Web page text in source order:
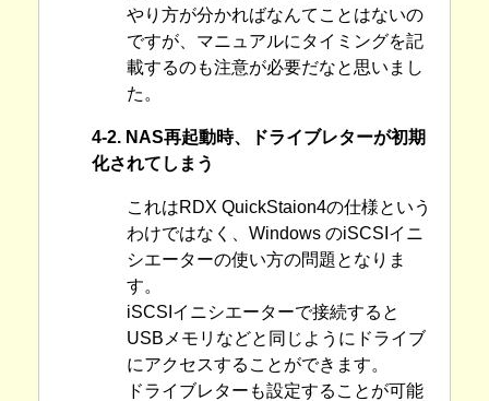
やり方が分かればなんてことはないの
ですが、マニュアルにタイミングを記
載するのも注意が必要だなと思いまし
た。
4-2. NAS再起動時、ドライブレターが初期
化されてしまう
これはRDX QuickStaion4の仕様という
わけではなく、Windows のiSCSIイニ
シエーターの使い方の問題となりま
す。
iSCSIイニシエーターで接続すると
USBメモリなどと同じようにドライブ
にアクセスすることができます。
ドライブレターも設定することが可能